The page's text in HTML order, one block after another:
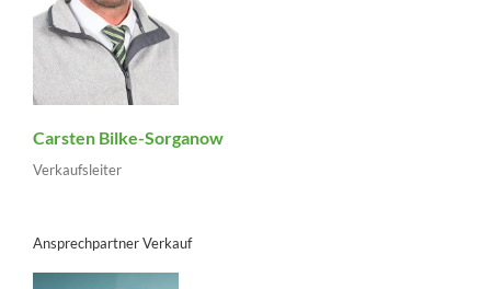
Carsten Bilke-Sorganow
Verkaufsleiter
Ansprechpartner Verkauf